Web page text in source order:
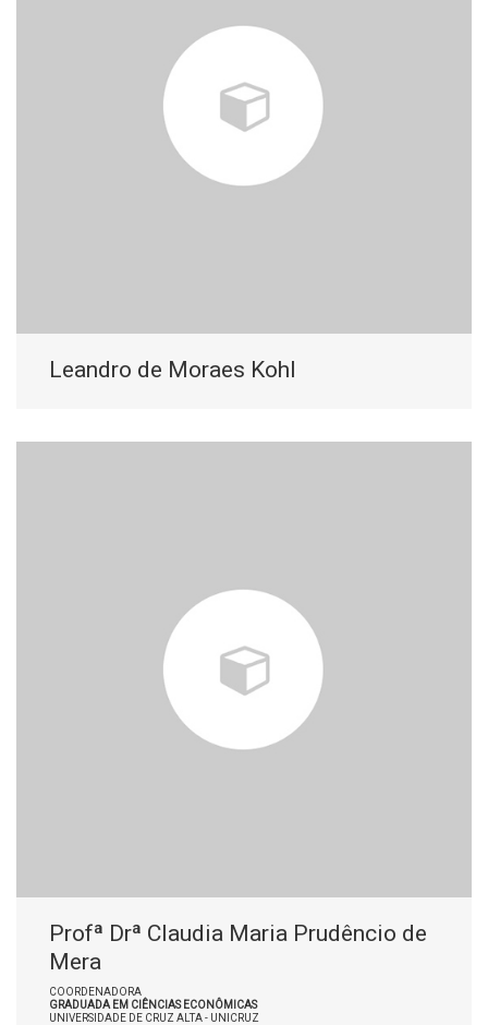
Leandro de Moraes Kohl
Profª Drª Claudia Maria Prudêncio de
Mera
COORDENADORA
GRADUADA EM CIÊNCIAS ECONÔMICAS
UNIVERSIDADE DE CRUZ ALTA - UNICRUZ